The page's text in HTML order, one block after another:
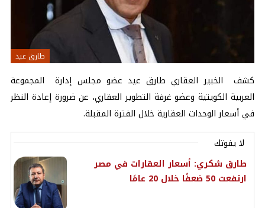
طارق عيد
كشف الخبير العقاري طارق عيد عضو مجلس إدارة المجموعة
العربية الكويتية وعضو غرفة التطوير العقاري، عن ضرورة إعادة النظر
في أسعار الوحدات العقارية خلال الفترة المقبلة.
لا يفوتك
طارق شكري: أسعار العقارات في مصر
ارتفعت 50 ضعفًا خلال 20 عامًا